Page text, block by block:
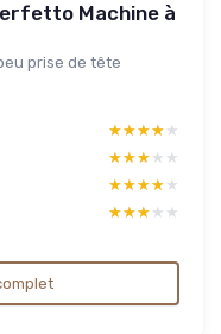
Machine à
prise de tête
★★★★★
★★★★★
★★★★★
★★★★★
★★★★★
★★★★★
★★★★★
★★★★★